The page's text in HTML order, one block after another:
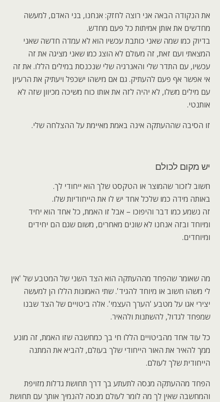
את הנקודה הבאה אני רוצה לחזק: אנחנו, בני האדם, למעשה
מחדשים את אותן אמיתות כל פעם מחדש.
בדיוק כמו שמה שאני כותבת עכשיו הוא לא עמדה חדשה שאני
המצאתי ועם זאת, זה מעולם לא הוצג כמו שאני מציגה את זה
עכשיו, עם התדר שלי והאנרגיה שלי שנכנסת במילים הללו. את זה
אי אפשר אף פעם להעתיק. גם אם מישהו ישכפל ויעתיק את הרעיון
עם מילים משלו, לא יהיה לזה את אותו כוח משיכה מכיוון שזה לא
אותנטי.
זו הסיבה שההעתקה אינה באמת מאיימת על ההצלחה שלי.
יש מקום לכולם
חשוב לזכור שהמוצר או הטקסט שלך הוא ייחודי לך.
באותה מידה כמו שלכל אחד יש לו את הייחודיות שלו.
זה נשמע כמו דבר והיפוכו – אבל זו האמת, כל אחד הוא יחיד
ומיוחד ובזה אנחנו לא שונים מאחרים, משום שגם הם יחידים
ומיוחדים.
מה שאומר שהפחד מההעתקה הוא הצד השני של המטבע של 'אין
לי משהו חשוב או מיוחד להגיד'. שתי האמונות הללו הן למעשה
יצירי אגו על מטבע 'הערך העצמי'. אלה ביטויים של הצד שבנו
שמפחד לגדול, להשתנות ולהאיר.
כל עוד אחד מהביטויים הללו חי בך כמחשבה שזו האמת, זה מונע
ממך להאיר את האור הייחודי שלך בעולם, להביא את המתנה
הייחודית שלך לעולם.
הפחד מההעתקה מנסה לתעתע בך דרך תחושת גדלות מזויפת
והמחשבה שאין לך מה לומר לעולם מנסה להנמיך אותך עם תחושת